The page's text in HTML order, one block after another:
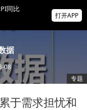
同比
金属
情】
集 共
打开APP
据
08
专题
于需求担忧和